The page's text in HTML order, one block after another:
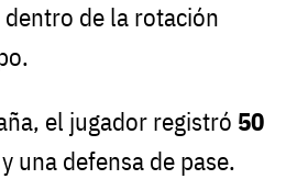
de la rotación
el jugador registró 50
y una defensa de pase.